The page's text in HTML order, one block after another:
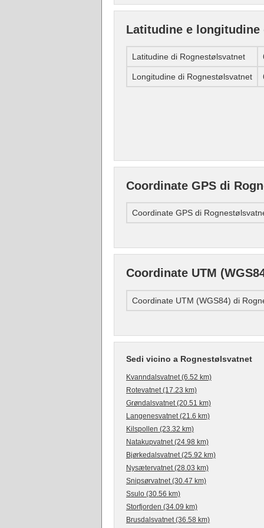
Latitudine e
Latitudine di Rognestølsvatnet
Longitudine di Rognestølsvatnet
Coordinate GPS di
Coordinate GPS di
Coordinate UTM
Coordinate UTM (WGS84) di
Sedi vicino a Rognestølsvatnet
Kvanndalsvatnet (6.52 km)
Rotevatnet (17.23 km)
Grøndalsvatnet (20.51 km)
Langenesvatnet (21.6 km)
Kilspollen (23.32 km)
Natakupvatnet (24.98 km)
Bjørkedalsvatnet (25.92 km)
Nysætervatnet (28.03 km)
Snipsørvatnet (30.47 km)
Ssulo (30.56 km)
Storfjorden (34.09 km)
Brusdalsvatnet (36.58 km)